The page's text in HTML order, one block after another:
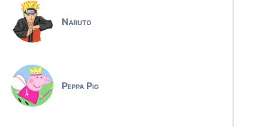
Naruto
Peppa Pig